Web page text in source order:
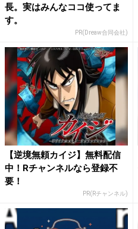
長。実はみんなココ使ってま
す。
PR(Dreaw合同会社)
【逆境無頼カイジ】無料配信
中！Rチャンネルなら登録不
要！
PR(Rチャンネル)